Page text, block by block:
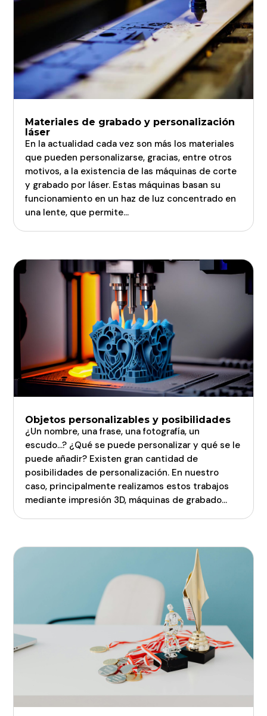
Materiales de grabado y personalización
láser
En la actualidad cada vez son más los materiales
que pueden personalizarse, gracias, entre otros
motivos, a la existencia de las máquinas de corte
y grabado por láser. Estas máquinas basan su
funcionamiento en un haz de luz concentrado en
una lente, que permite...
Objetos personalizables y posibilidades
¿Un nombre, una frase, una fotografía, un
escudo…? ¿Qué se puede personalizar y qué se le
puede añadir? Existen gran cantidad de
posibilidades de personalización. En nuestro
caso, principalmente realizamos estos trabajos
mediante impresión 3D, máquinas de grabado...